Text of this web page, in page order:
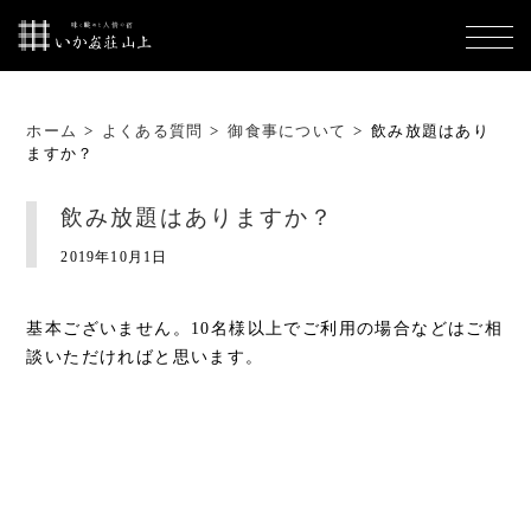
ホーム > よくある質問 >御食事について > 飲み放題はあり
ますか？
飲み放題はありますか？
2019年10月1日
基本ございません。10名様以上でご利用の場合などはご相
談いただければと思います。